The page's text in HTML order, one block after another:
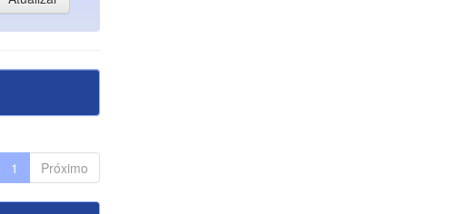
1 Próximo